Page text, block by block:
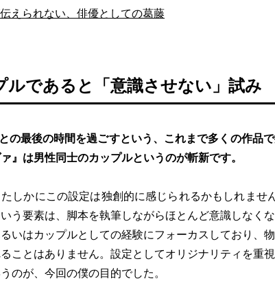
えられない、俳優としての葛藤
ルであると「意識させない」試み
の最後の時間を過ごすという、これまで多くの作品
ァ』は男性同士のカップルというのが斬新です。
しかにこの設定は独創的に感じられるかもしれませ
う要素は、脚本を執筆しながらほとんど意識しなく
いはカップルとしての経験にフォーカスしており、
ことはありません。設定としてオリジナリティを重
のが、今回の僕の目的でした。